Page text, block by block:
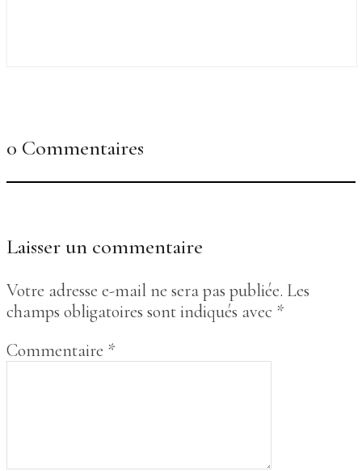
0 Commentaires
Laisser un commentaire
Votre adresse e-mail ne sera pas publiée. Les
champs obligatoires sont indiqués avec *
Commentaire *